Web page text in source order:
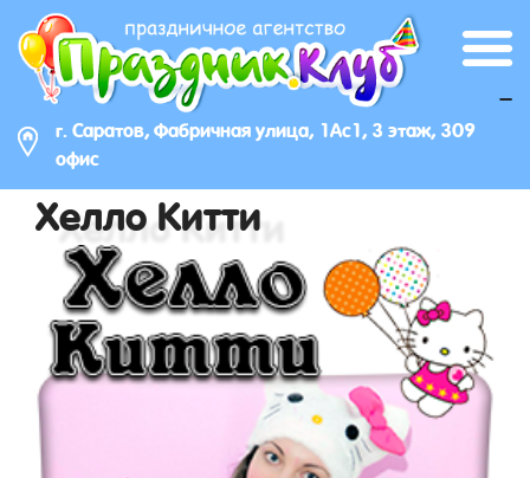
г. Саратов, Фабричная улица, 1Ас1, 3 этаж, 309
офис
_
Хелло Китти